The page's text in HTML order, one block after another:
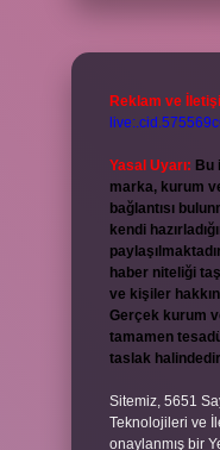
Reklam ve
Yasal Uyarı: Bu
marka, kurum
bağlantısı
kendi
haber niteliği
ve kişiler
Gerçek kurum
tamamen
taslak
Sitemiz, 5651
Teknolojileri ve
onaylanmış bir